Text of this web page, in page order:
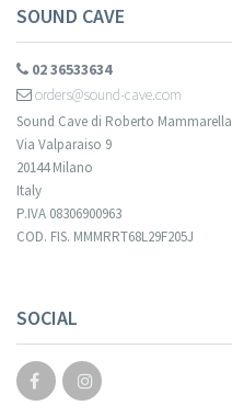
SOUND CAVE
02 36533634
orders@sound-cave.com
Sound Cave di Roberto Mammarella
Via Valparaiso 9
20144 Milano
Italy
P.IVA 08306900963
COD. FIS. MMMRRT68L29F205J
SOCIAL